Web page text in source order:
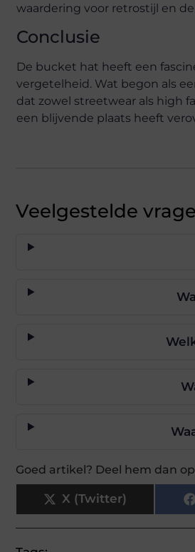
waardering voor retrostijl en
Conclusie
De bucket hat heeft een
vergetelheid. Wat begon als
dat zowel streetwear als high
een blijvende plaats heeft
Veelgestelde
Goed artikel? Deel hem dan
X (Twitter)